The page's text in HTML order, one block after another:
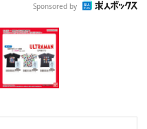
Sponsored by